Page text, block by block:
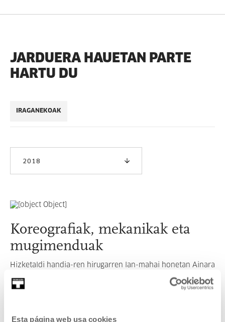
Esta página web usa cookies
JARDUERA HAUETAN PARTE
HARTU DU
IRAGANEKOAK
2018
Koreografiak, mekanikak eta
mugimenduak
Hizketaldi handia-ren hirugarren lan-mahai honetan Ainara
Elgoibar, Amador Fernández Savater, Juan Gorostidi, Juan
Luis Moraza eta Estibalitz Ezkerrak hartuko dute parte.